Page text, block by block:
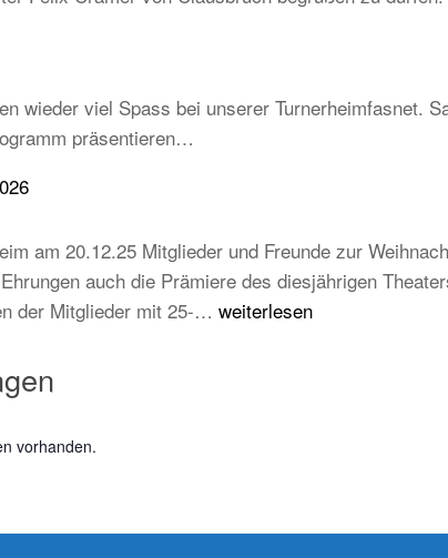
wieder viel Spass bei unserer Turnerheimfasnet.
präsentieren…
am 20.12.25 Mitglieder und Freunde zur
auch die Prämiere des diesjährigen
der Mitglieder mit 25-… Weihnachtsfeier
weiterlesen
vorhanden.